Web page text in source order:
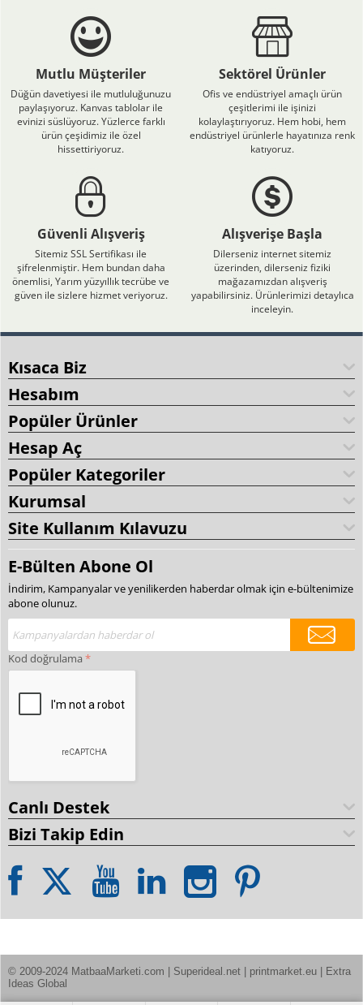
Mutlu Müşteriler
Düğün davetiyesi ile mutluluğunuzu
paylaşıyoruz. Kanvas tablolar ile
evinizi süslüyoruz. Yüzlerce farklı
ürün çeşidimiz ile özel
hissettiriyoruz.
Sektörel Ürünler
Ofis ve endüstriyel amaçlı ürün
çeşitlerimi ile işinizi
kolaylaştırıyoruz. Hem hobi, hem
endüstriyel ürünlerle hayatınıza renk
katıyoruz.
Güvenli Alışveriş
Sitemiz SSL Sertifikası ile
şifrelenmiştir. Hem bundan daha
önemlisi, Yarım yüzyıllık tecrübe ve
güven ile sizlere hizmet veriyoruz.
Alışverişe Başla
Dilerseniz internet sitemiz
üzerinden, dilerseniz fiziki
mağazamızdan alışveriş
yapabilirsiniz. Ürünlerimizi detaylıca
inceleyin.
Kısaca Biz
Hesabım
Popüler Ürünler
Hesap Aç
Popüler Kategoriler
Kurumsal
Site Kullanım Kılavuzu
E-Bülten Abone Ol
İndirim, Kampanyalar ve yenilikerden haberdar olmak için e-bültenimize
abone olunuz.
Kod doğrulama
Canlı Destek
Bizi Takip Edin
© 2009-2024 MatbaaMarketi.com | Superideal.net | printmarket.eu | Extra
Ideas Global